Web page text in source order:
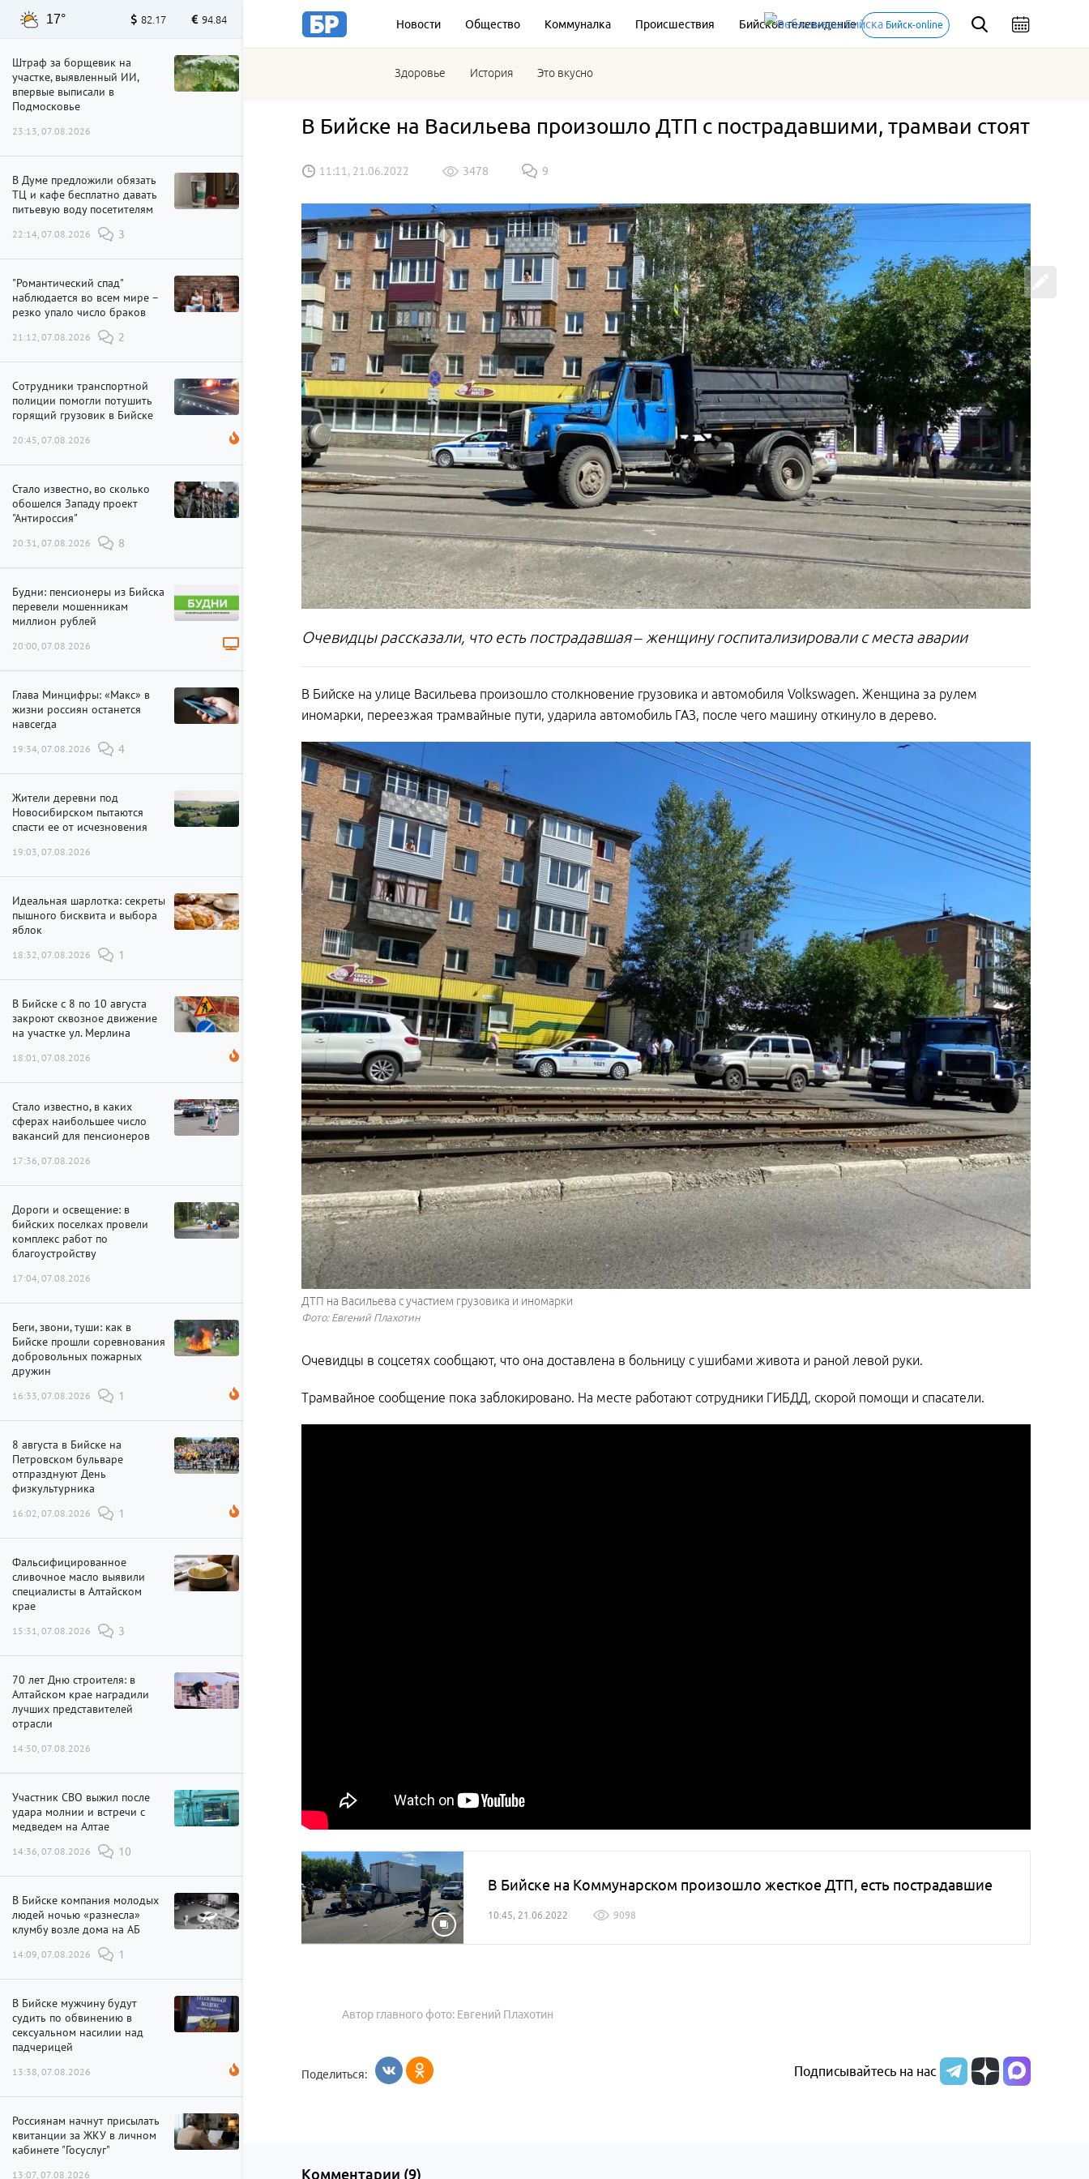
Новости Общество Коммуналка Происшествия Бийское телевидение Бийск-online
Здоровье История Это вкусно
17° 82.17 94.84
Штраф за борщевик на
участке, выявленный ИИ,
впервые выписали в
Подмосковье
23:13, 07.08.2026
В Думе предложили обязать
ТЦ и кафе бесплатно давать
питьевую воду посетителям
22:14, 07.08.2026 3
"Романтический спад"
наблюдается во всем мире –
резко упало число браков
21:12, 07.08.2026 2
Сотрудники транспортной
полиции помогли потушить
горящий грузовик в Бийске
20:45, 07.08.2026
Стало известно, во сколько
обошелся Западу проект
"Антироссия"
20:31, 07.08.2026 8
Будни: пенсионеры из Бийска
перевели мошенникам
миллион рублей
20:00, 07.08.2026
Глава Минцифры: «Макс» в
жизни россиян останется
навсегда
19:34, 07.08.2026 4
Жители деревни под
Новосибирском пытаются
спасти ее от исчезновения
19:03, 07.08.2026
Идеальная шарлотка: секреты
пышного бисквита и выбора
яблок
18:32, 07.08.2026 1
В Бийске с 8 по 10 августа
закроют сквозное движение
на участке ул. Мерлина
18:01, 07.08.2026
Стало известно, в каких
сферах наибольшее число
вакансий для пенсионеров
17:36, 07.08.2026
Дороги и освещение: в
бийских поселках провели
комплекс работ по
благоустройству
17:04, 07.08.2026
Беги, звони, туши: как в
Бийске прошли соревнования
добровольных пожарных
дружин
16:33, 07.08.2026 1
8 августа в Бийске на
Петровском бульваре
отпразднуют День
физкультурника
16:02, 07.08.2026 1
Фальсифицированное
сливочное масло выявили
специалисты в Алтайском
крае
15:31, 07.08.2026 3
70 лет Дню строителя: в
Алтайском крае наградили
лучших представителей
отрасли
14:50, 07.08.2026
Участник СВО выжил после
удара молнии и встречи с
медведем на Алтае
14:36, 07.08.2026 10
В Бийске компания молодых
людей ночью «разнесла»
клумбу возле дома на АБ
14:09, 07.08.2026 1
В Бийске мужчину будут
судить по обвинению в
сексуальном насилии над
падчерицей
13:38, 07.08.2026
Россиянам начнут присылать
квитанции за ЖКУ в личном
кабинете "Госуслуг"
13:07, 07.08.2026
В Бийске на Васильева произошло ДТП с пострадавшими, трамваи стоят
11:11, 21.06.2022 3478 9
Очевидцы рассказали, что есть пострадавшая – женщину госпитализировали с места аварии
В Бийске на улице Васильева произошло столкновение грузовика и автомобиля Volkswagen. Женщина за рулем
иномарки, переезжая трамвайные пути, ударила автомобиль ГАЗ, после чего машину откинуло в дерево.
ДТП на Васильева с участием грузовика и иномарки
Фото: Евгений Плахотин
Очевидцы в соцсетях сообщают, что она доставлена в больницу с ушибами живота и раной левой руки.
Трамвайное сообщение пока заблокировано. На месте работают сотрудники ГИБДД, скорой помощи и спасатели.
В Бийске на Коммунарском произошло жесткое ДТП, есть пострадавшие
10:45, 21.06.2022 9098
Автор главного фото: Евгений Плахотин
Поделиться: Подписывайтесь на нас
Комментарии (9)